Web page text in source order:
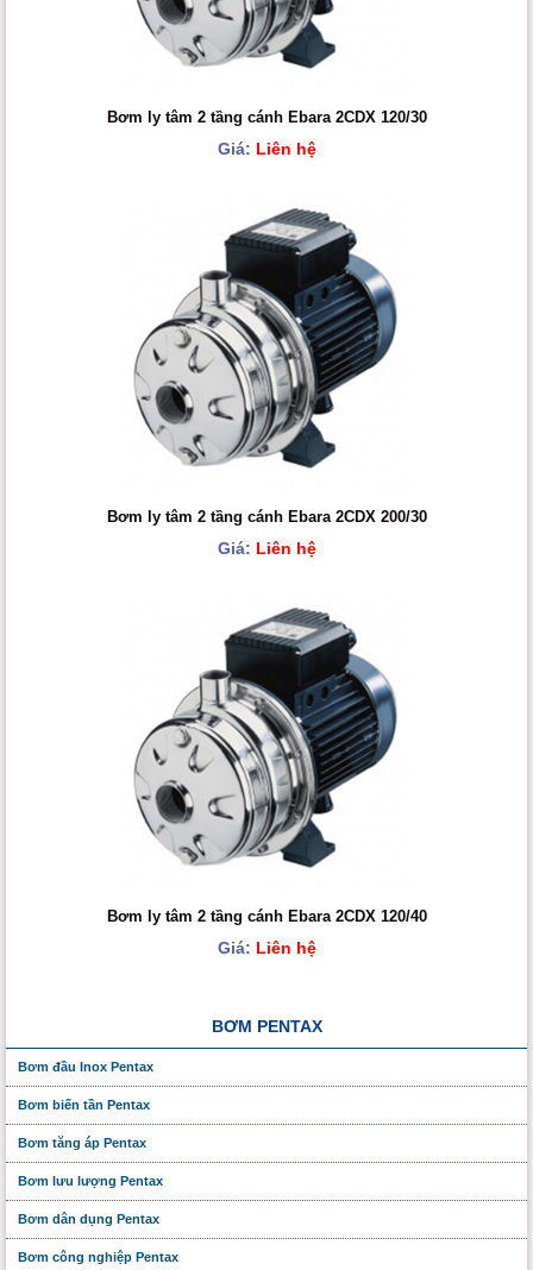
Bơm ly tâm 2 tầng cánh Ebara 2CDX 120/30
Giá: Liên hệ
Bơm ly tâm 2 tầng cánh Ebara 2CDX 200/30
Giá: Liên hệ
Bơm ly tâm 2 tầng cánh Ebara 2CDX 120/40
Giá: Liên hệ
BƠM PENTAX
Bơm đầu Inox Pentax
Bơm biến tần Pentax
Bơm tăng áp Pentax
Bơm lưu lượng Pentax
Bơm dân dụng Pentax
Bơm công nghiệp Pentax